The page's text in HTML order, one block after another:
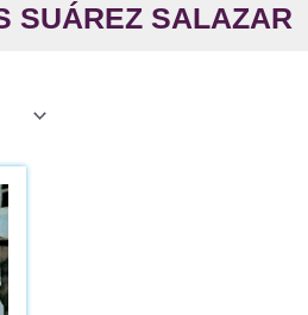
SUÁREZ SALAZAR